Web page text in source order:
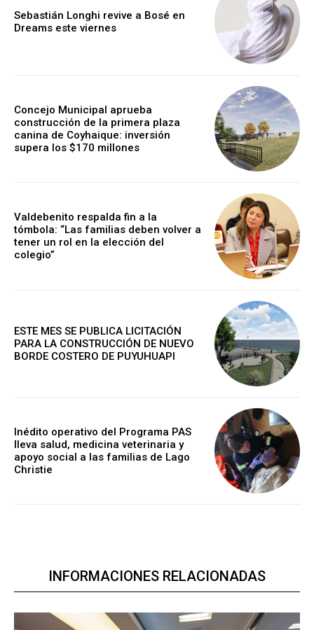
Sebastián Longhi revive a Bosé en
Dreams este viernes
Concejo Municipal aprueba
construcción de la primera plaza
canina de Coyhaique: inversión
supera los $170 millones
Valdebenito respalda fin a la
tómbola: “Las familias deben volver a
tener un rol en la elección del
colegio”
ESTE MES SE PUBLICA LICITACIÓN
PARA LA CONSTRUCCIÓN DE NUEVO
BORDE COSTERO DE PUYUHUAPI
Inédito operativo del Programa PAS
lleva salud, medicina veterinaria y
apoyo social a las familias de Lago
Christie
INFORMACIONES RELACIONADAS